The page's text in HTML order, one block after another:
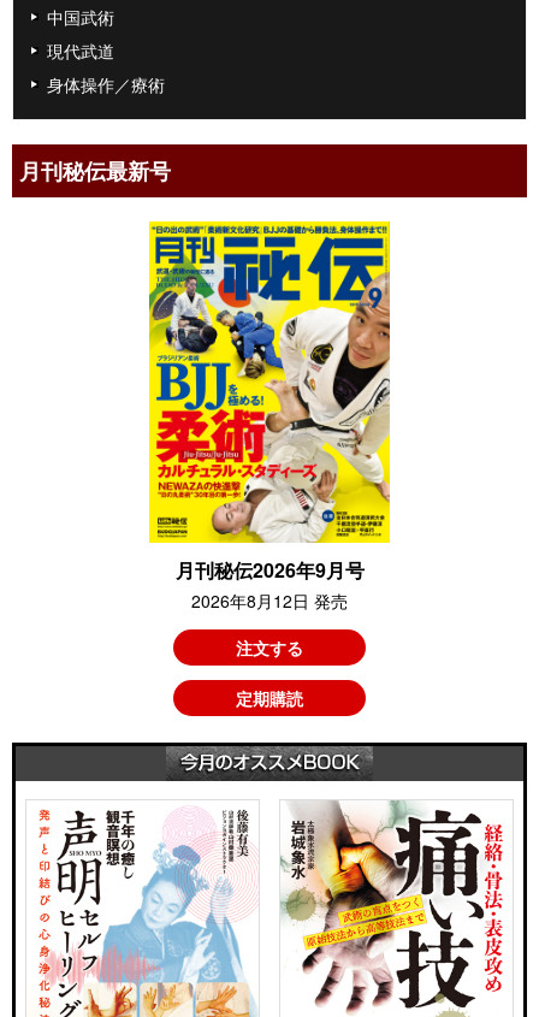
中国武術
現代武道
身体操作／療術
月刊秘伝最新号
月刊秘伝2026年9月号
2026年8月12日 発売
注文する
定期購読